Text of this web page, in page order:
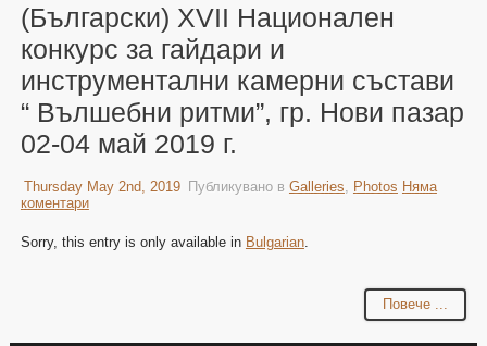
(Български) XVII Национален
конкурс за гайдари и
инструментални камерни състави
“ Вълшебни ритми”, гр. Нови пазар
02-04 май 2019 г.
Thursday May 2nd, 2019 Публикувано в Galleries Photos Няма
коментари
Sorry, this entry is only available in Bulgarian.
Повече ...